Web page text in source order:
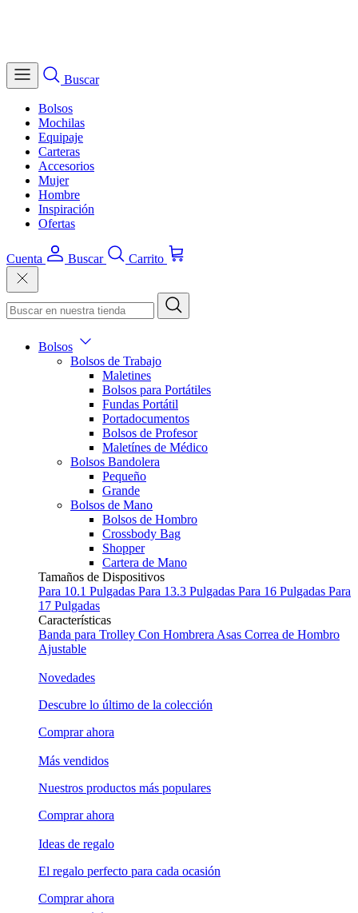
Buscar
Bolsos
Mochilas
Equipaje
Carteras
Accesorios
Mujer
Hombre
Inspiración
Ofertas
Cuenta Buscar Carrito
Bolsos
Bolsos de Trabajo
Maletines
Bolsos para Portátiles
Fundas Portátil
Portadocumentos
Bolsos de Profesor
Maletínes de Médico
Bolsos Bandolera
Pequeño
Grande
Bolsos de Mano
Bolsos de Hombro
Crossbody Bag
Shopper
Cartera de Mano
Tamaños de Dispositivos
Para 10.1 Pulgadas Para 13.3 Pulgadas Para 16 Pulgadas Para
17 Pulgadas
Características
Banda para Trolley Con Hombrera Asas Correa de Hombro
Ajustable
Novedades
Descubre lo último de la colección
Comprar ahora
Más vendidos
Nuestros productos más populares
Comprar ahora
Ideas de regalo
El regalo perfecto para cada ocasión
Comprar ahora